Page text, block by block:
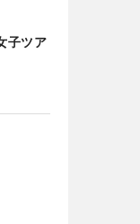
子ツア